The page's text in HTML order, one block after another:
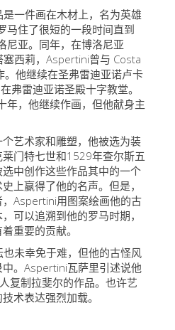
术馆
馆
廊
堂
物馆
博物馆
馆
tower
一件画在木材上，名为英雄
马住了很短的一段时间直到
尼亚。同年，在博洛尼亚
塞西莉，Aspertini曾与 Costa
。他继续在圣弗雷迪亚诺卢卡
弗雷迪亚诺圣殿十字教堂。
年，他继续作画，但他献身主
艺术家和雕塑，他被选为装
门特七世和1529年查尔斯五
中创作这些作品其中的一个
上赢得了他的名声。但是，
Aspertini用图案绘画他的古
可以追溯到他的罗马时期，
重要的贡献。
未幸免于难，但他的古怪风
。Aspertini瓦萨里引述说他
复制拉斐尔的作品。也许艺
术表达强烈加载。